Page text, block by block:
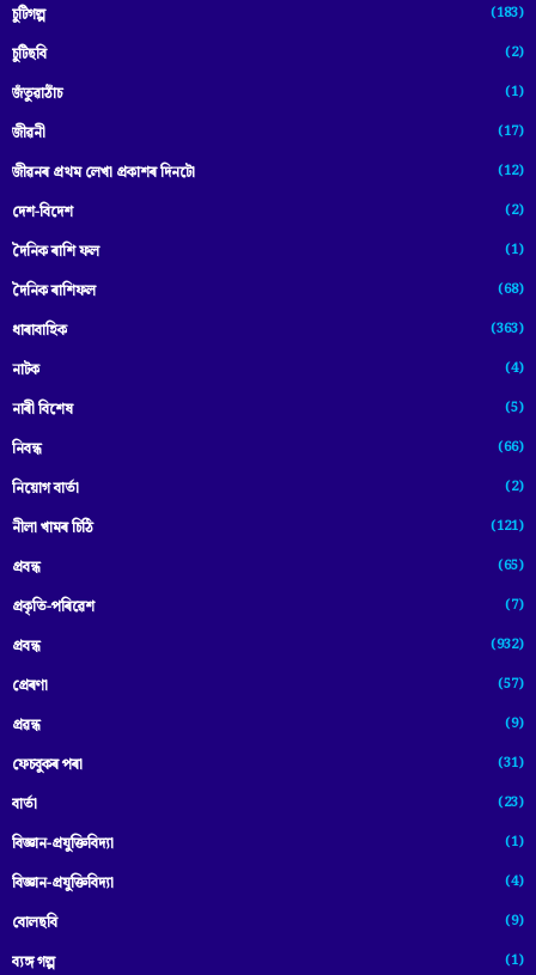
চুটিগল্প (183)
চুটিছবি (2)
জঁতুৱাঠাঁচ (1)
জীৱনী (17)
জীৱনৰ প্ৰথম লেখা প্ৰকাশৰ দিনটো (12)
দেশ-বিদেশ (2)
দৈনিক ৰাশি ফল (1)
দৈনিক ৰাশিফল (68)
ধাৰাবাহিক (363)
নাটক (4)
নাৰী বিশেষ (5)
নিবন্ধ (66)
নিয়োগ বাৰ্তা (2)
নীলা খামৰ চিঠি (121)
প্রবন্ধ (65)
প্ৰকৃতি-পৰিৱেশ (7)
প্ৰবন্ধ (932)
প্ৰেৰণা (57)
প্ৰৱন্ধ (9)
ফেচবুকৰ পৰা (31)
বাৰ্তা (23)
বিজ্ঞান-প্রযুক্তিবিদ্যা (1)
বিজ্ঞান-প্ৰযুক্তিবিদ্যা (4)
বোলছবি (9)
ব্যঙ্গ গল্প (1)